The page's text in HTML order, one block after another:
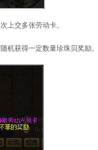
上交多张劳动卡。
机获得一定数量珍珠贝奖励。